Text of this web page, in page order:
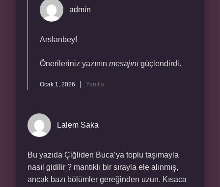
admin
Arslanbey!
Önerileriniz yazının mesajını güçlendirdi.
Ocak 1, 2026 Yanıtla
Lalem Saka
Bu yazıda Çiğliden Buca’ya toplu taşımayla
nasıl gidilir ? mantıklı bir sırayla ele alınmış,
ancak bazı bölümler gereğinden uzun. Kısaca